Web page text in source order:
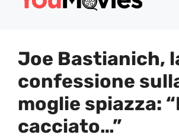
Joe Bastianich,
confessione
moglie spiazza:
cacciato…”